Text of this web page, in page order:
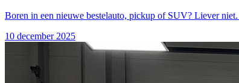
Boren in een nieuwe bestelauto, pickup of SUV? Liever
10 december 2025